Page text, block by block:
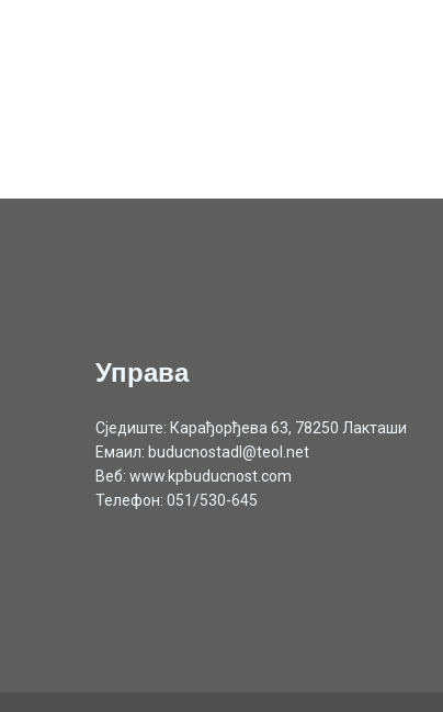
Управа
Сједиште: Карађорђева 63, 78250 Лакташи
Емаил: buducnostadl@teol.net
Веб: www.kpbuducnost.com
Телефон: 051/530-645